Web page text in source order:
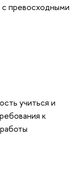
превосходными
учиться и
к